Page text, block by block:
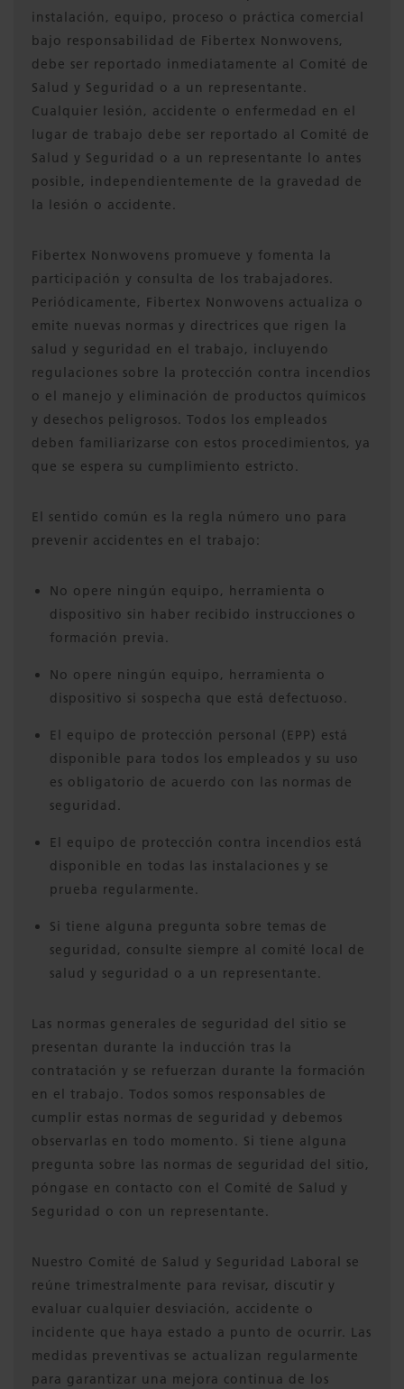
instalación, equipo, proceso o práctica comercial
bajo responsabilidad de Fibertex Nonwovens,
debe ser reportado inmediatamente al Comité de
Salud y Seguridad o a un representante.
Cualquier lesión, accidente o enfermedad en el
lugar de trabajo debe ser reportado al Comité de
Salud y Seguridad o a un representante lo antes
posible, independientemente de la gravedad de
la lesión o accidente.
Fibertex Nonwovens promueve y fomenta la
participación y consulta de los trabajadores.
Periódicamente, Fibertex Nonwovens actualiza o
emite nuevas normas y directrices que rigen la
salud y seguridad en el trabajo, incluyendo
regulaciones sobre la protección contra incendios
o el manejo y eliminación de productos químicos
y desechos peligrosos. Todos los empleados
deben familiarizarse con estos procedimientos, ya
que se espera su cumplimiento estricto.
El sentido común es la regla número uno para
prevenir accidentes en el trabajo:
No opere ningún equipo, herramienta o
dispositivo sin haber recibido instrucciones o
formación previa.
No opere ningún equipo, herramienta o
dispositivo si sospecha que está defectuoso.
El equipo de protección personal (EPP) está
disponible para todos los empleados y su uso
es obligatorio de acuerdo con las normas de
seguridad.
El equipo de protección contra incendios está
disponible en todas las instalaciones y se
prueba regularmente.
Si tiene alguna pregunta sobre temas de
seguridad, consulte siempre al comité local de
salud y seguridad o a un representante.
Las normas generales de seguridad del sitio se
presentan durante la inducción tras la
contratación y se refuerzan durante la formación
en el trabajo. Todos somos responsables de
cumplir estas normas de seguridad y debemos
observarlas en todo momento. Si tiene alguna
pregunta sobre las normas de seguridad del sitio,
póngase en contacto con el Comité de Salud y
Seguridad o con un representante.
Nuestro Comité de Salud y Seguridad Laboral se
reúne trimestralmente para revisar, discutir y
evaluar cualquier desviación, accidente o
incidente que haya estado a punto de ocurrir. Las
medidas preventivas se actualizan regularmente
para garantizar una mejora continua de los